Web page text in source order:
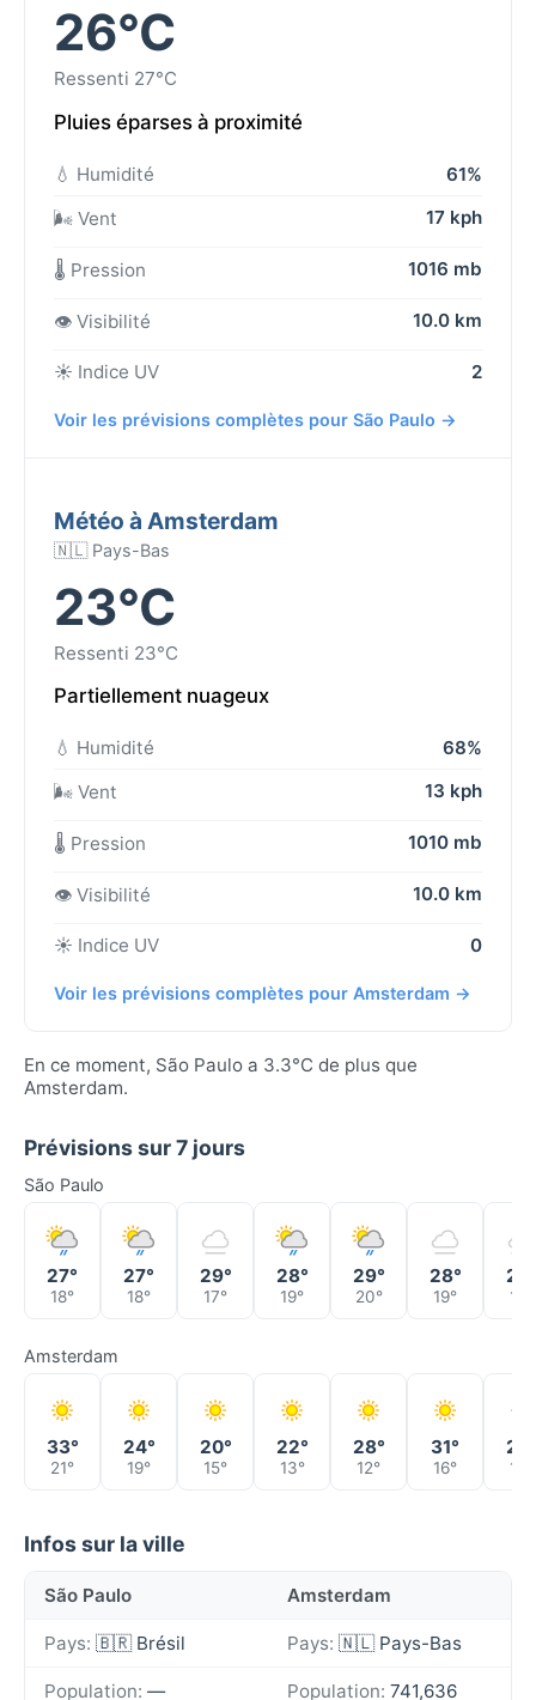
26°C
Ressenti 27°C
Pluies éparses à proximité
💧 Humidité
61%
🌬️ Vent
17 kph
🌡️ Pression 1016 mb
👁️ Visibilité 10.0 km
☀️ Indice UV 2
Voir les prévisions complètes pour São Paulo →
Météo à Amsterdam
🇳🇱 Pays-Bas
23°C
Ressenti 23°C
Partiellement nuageux
💧 Humidité
68%
🌬️ Vent
13 kph
🌡️ Pression 1010 mb
👁️ Visibilité 10.0 km
☀️ Indice UV 0
Voir les prévisions complètes pour Amsterdam →
En ce moment, São Paulo a 3.3°C de plus que
Amsterdam.
Prévisions sur 7 jours
São Paulo
27°
18°
27°
18°
29°
17°
28°
19°
29°
20°
28°
19° 18°
Amsterdam
33°
21°
24°
19°
20°
15°
22°
13°
28°
12°
31°
16° 17°
Infos sur la ville
São Paulo Amsterdam
Pays: 🇧🇷 Brésil Pays: 🇳🇱 Pays-Bas
Population: — Population: 741,636